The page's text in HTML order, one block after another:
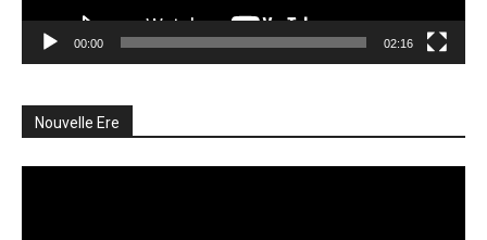
00:00 02:16
Nouvelle Ere